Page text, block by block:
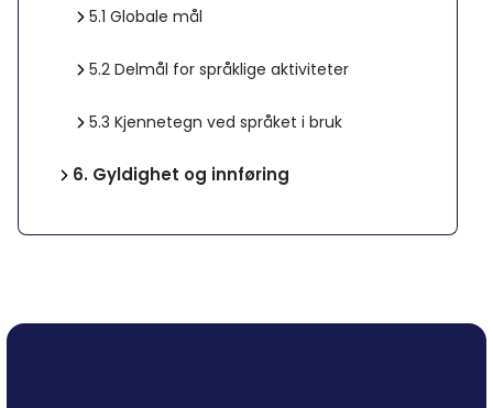
5.1 Globale mål
5.2 Delmål for språklige aktiviteter
5.3 Kjennetegn ved språket i bruk
6. Gyldighet og innføring